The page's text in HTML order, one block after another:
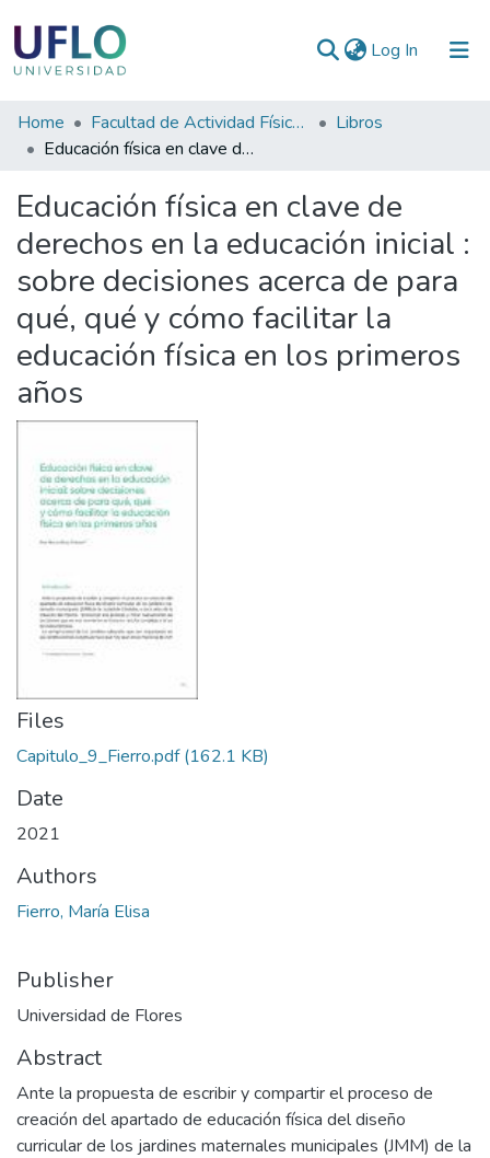
Log In (current)
Communities
&
All of RIUFLO
Statistics
Home Facultad de Actividad Física y Deporte
Libros
Educación física en clave de derechos en la educación inicial : sobre decisiones acerca de para qué, qué y cómo facilitar la educación física en los primeros años
Educación física en clave de
derechos en la educación inicial :
sobre decisiones acerca de para
qué, qué y cómo facilitar la
educación física en los primeros
años
Files
Capitulo_9_Fierro.pdf(162.1 KB)
Date
2021
Authors
Fierro, María Elisa
Publisher
Universidad de Flores
Abstract
Ante la propuesta de escribir y compartir el proceso de
creación del apartado de educación física del diseño
curricular de los jardines maternales municipales (JMM) de la